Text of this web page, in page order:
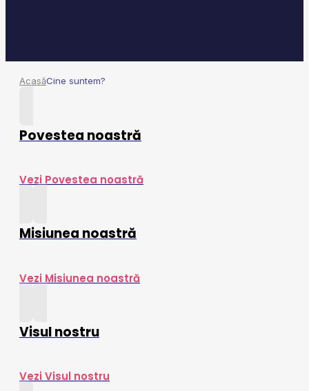
AcasăCine suntem?
Povestea noastră
Vezi Povestea noastră
Misiunea noastră
Vezi Misiunea noastră
Visul nostru
Vezi Visul nostru